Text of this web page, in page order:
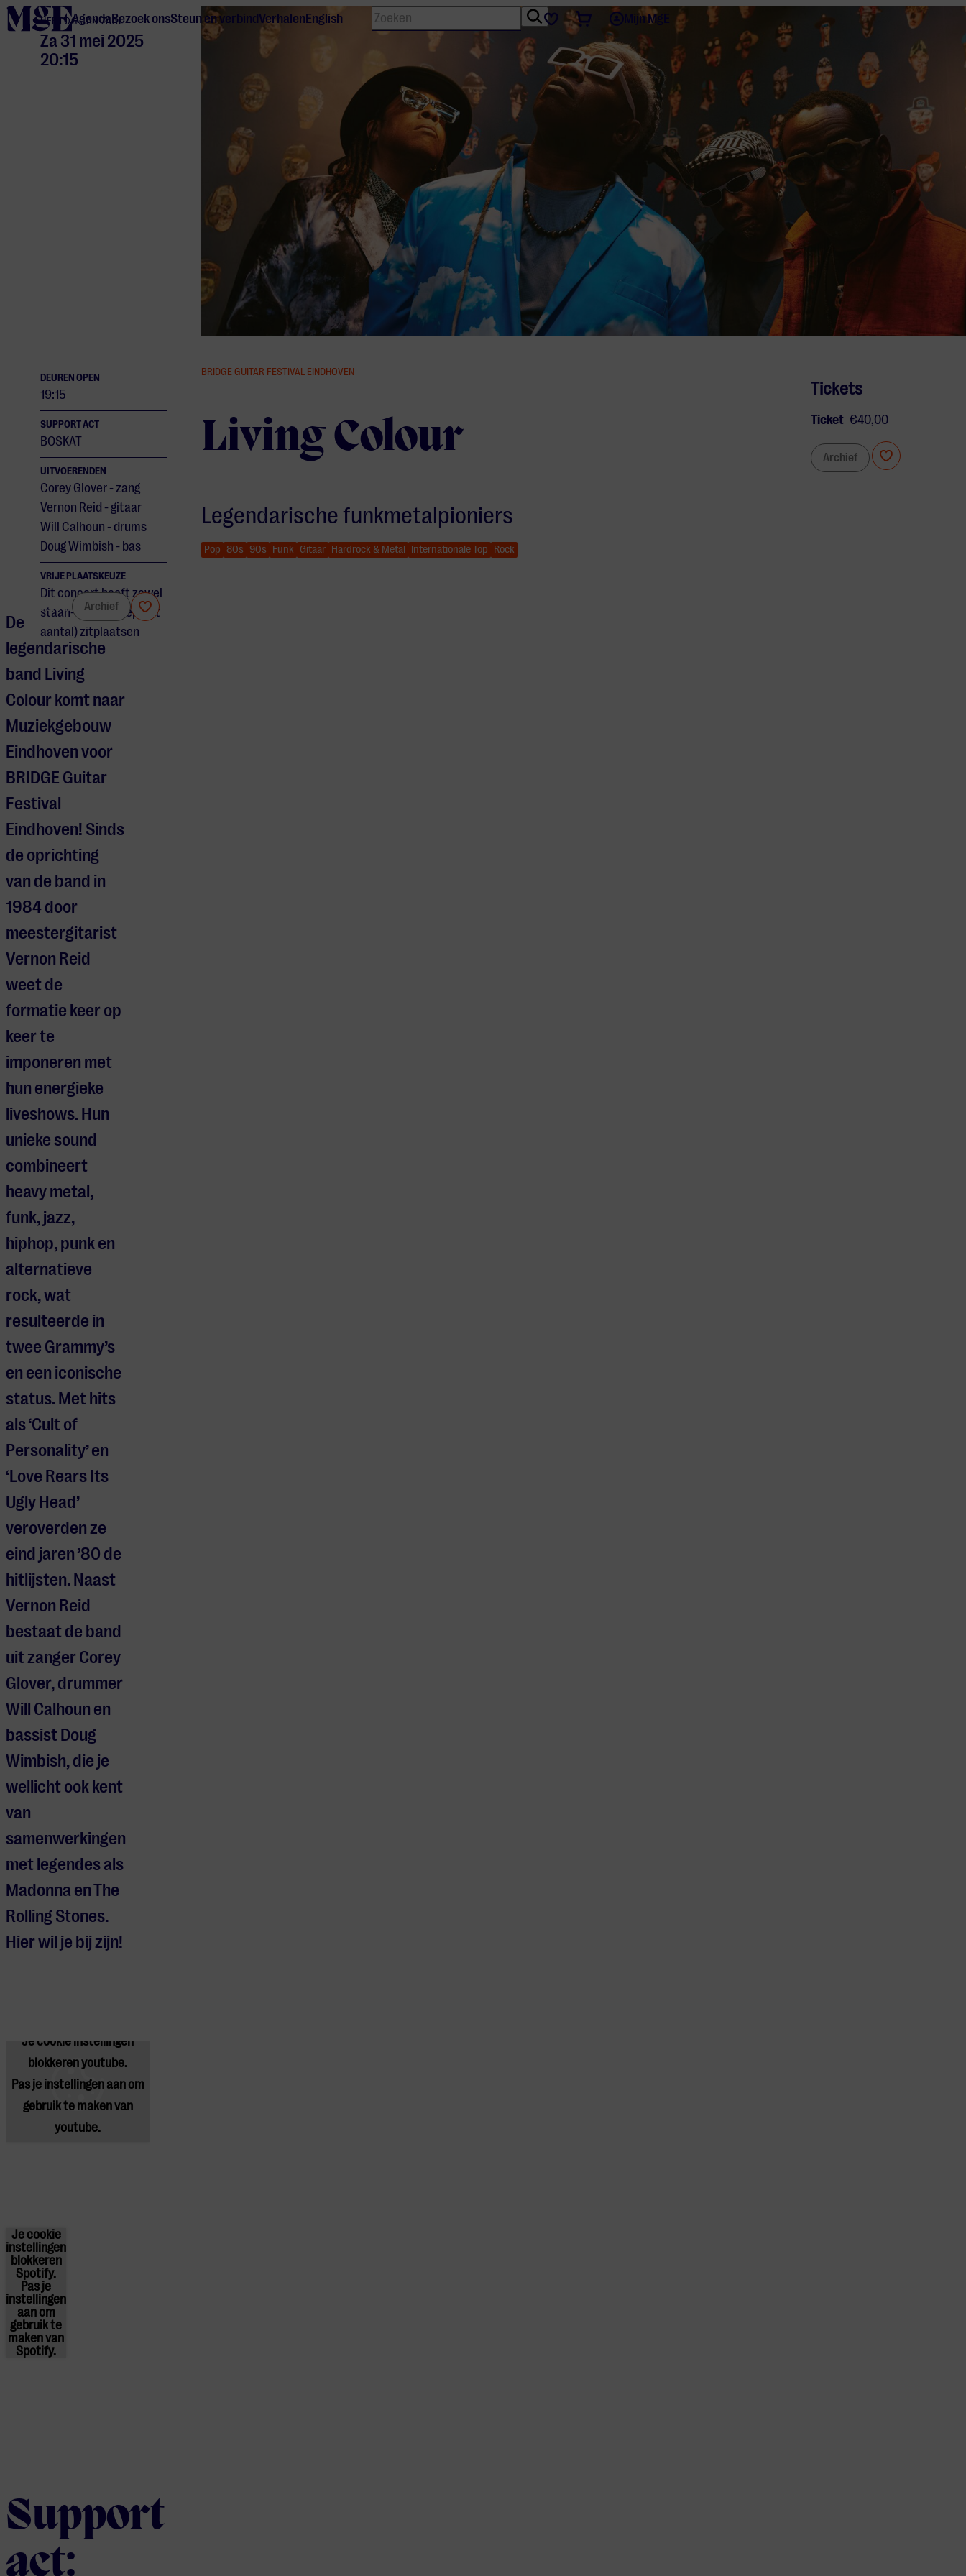
home
AgendaBezoek onsSteun en verbindVerhalen English Zoeken FavorietenTickets Mijn MgE
HERTOG JAN ZAAL
Za 31 mei 2025
20:15
DEUREN OPEN
19:15
SUPPORT ACT
BOSKAT
UITVOERENDEN
Corey Glover - zang
Vernon Reid - gitaar
Will Calhoun - drums
Doug Wimbish - bas
VRIJE PLAATSKEUZE
Dit concert heeft zowel
staan- als (een beperkt
aantal) zitplaatsen
BRIDGE GUITAR FESTIVAL EINDHOVEN
Living Colour
Legendarische funkmetalpioniers
Pop 80s 90s Funk Gitaar Hardrock & Metal Internationale Top Rock
Tickets
Ticket €40,00
Archief
Living Colour Archief
De
legendarische
band Living
Colour komt naar
Muziekgebouw
Eindhoven voor
BRIDGE Guitar
Festival
Eindhoven! Sinds
de oprichting
van de band in
1984 door
meestergitarist
Vernon Reid
weet de
formatie keer op
keer te
imponeren met
hun energieke
liveshows. Hun
unieke sound
combineert
heavy metal,
funk, jazz,
hiphop, punk en
alternatieve
rock, wat
resulteerde in
twee Grammy’s
en een iconische
status. Met hits
als ‘Cult of
Personality’ en
‘Love Rears Its
Ugly Head’
veroverden ze
eind jaren ’80 de
hitlijsten. Naast
Vernon Reid
bestaat de band
uit zanger Corey
Glover, drummer
Will Calhoun en
bassist Doug
Wimbish, die je
wellicht ook kent
van
samenwerkingen
met legendes als
Madonna en The
Rolling Stones.
Hier wil je bij zijn!
Je cookie instellingen
blokkeren youtube.
Pas je instellingenaan om
gebruik te maken van
youtube.
Je cookie
instellingen
blokkeren
Spotify.
Pas je
instellingen
aan om
gebruik te
maken van
Spotify.
Support
act: